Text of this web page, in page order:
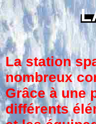
La station
nombreux
Grâce à une
différents